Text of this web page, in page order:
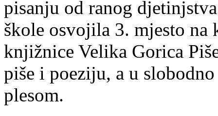
pisanju od ranog
škole osvojila 3. mjesto na
knjižnice Velika Gorica
piše i poeziju, a u
plesom.